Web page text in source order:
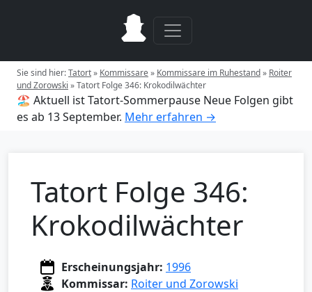
Sie sind hier:Tatort» Kommissare» Kommissare im Ruhestand» Roiter
und Zorowski »Tatort Folge 346: Krokodilwächter
🏖️ Aktuell ist Tatort-Sommerpause Neue Folgen gibt
es ab 13 September. Mehr erfahren →
Tatort Folge 346:
Krokodilwächter
Erscheinungsjahr: 1996
Kommissar: Roiter und Zorowski